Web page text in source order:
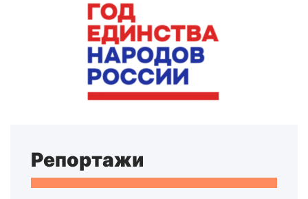
Репортажи